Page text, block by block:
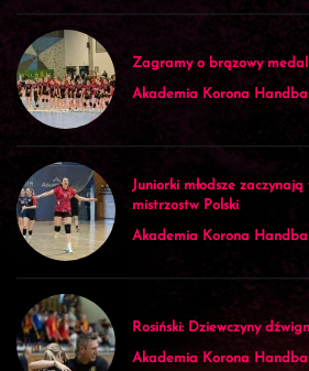
Zagramy o brązowy medal
Akademia Korona Handball
Juniorki młodsze
mistrzostw Polski
Akademia Korona Handball
Rosiński: Dziewczyny
Akademia Korona Handball